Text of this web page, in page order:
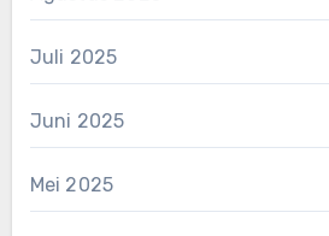
Juli 2025
Juni 2025
Mei 2025